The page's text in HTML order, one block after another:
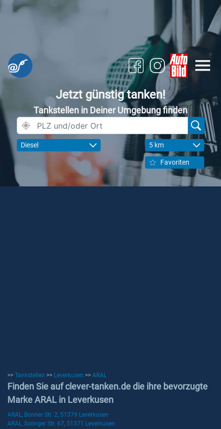
Jetzt günstig tanken!
Tankstellen in Deiner Umgebung finden
Diesel 5 km
Favoriten
>> Tankstellen >> Leverkusen >> ARAL
Finden Sie auf clever-tanken.de die ihre bevorzugte
Marke ARAL in Leverkusen
ARAL, Bonner Str. 2, 51379 Leverkusen
ARAL, Solinger Str. 67, 51371 Leverkusen